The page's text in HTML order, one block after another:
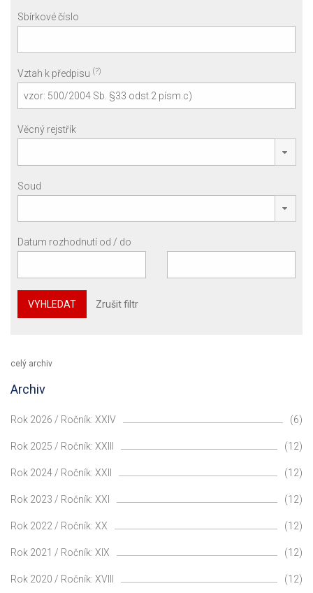
Sbírkové číslo
Vztah k předpisu (?)
Věcný rejstřík
Soud
Datum rozhodnutí od / do
VYHLEDAT Zrušit filtr
celý archiv
Archiv
Rok 2026 / Ročník: XXIV (6)
Rok 2025 / Ročník: XXIII (12)
Rok 2024 / Ročník: XXII (12)
Rok 2023 / Ročník: XXI (12)
Rok 2022 / Ročník: XX (12)
Rok 2021 / Ročník: XIX (12)
Rok 2020 / Ročník: XVIII (12)